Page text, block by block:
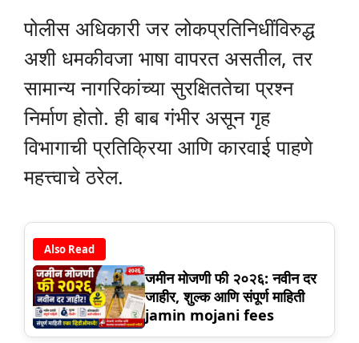
पोलीस अधिकारी जर लोकप्रतिनिधींविरुद्ध
अशी धमकीवजा भाषा वापरत असतील, तर
सामान्य नागरिकांच्या सुरक्षिततेचा प्रश्न
निर्माण होतो. ही बाब गंभीर असून गृह
विभागाची प्रतिक्रिया आणि कारवाई पाहणे
महत्त्वाचे ठरेल.
Also Read
जमीन मोजणी फी २०२६: नवीन दर
जाहीर, शुल्क आणि संपूर्ण माहिती
jamin mojani fees